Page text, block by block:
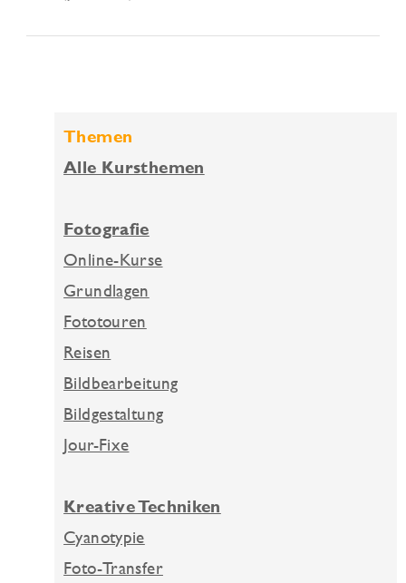
Themen
Alle Kursthemen
Fotografie
Online-Kurse
Grundlagen
Fototouren
Reisen
Bildbearbeitung
Bildgestaltung
Jour-Fixe
Kreative Techniken
Cyanotypie
Foto-Transfer